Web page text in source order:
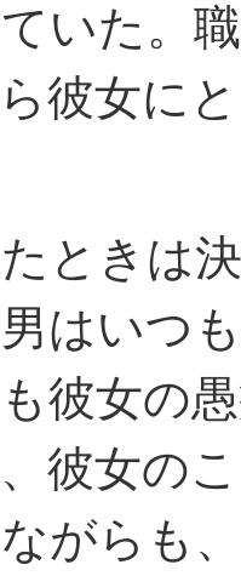
いた。
彼女に
ときは
はいつ
彼女の
彼女の
がらも